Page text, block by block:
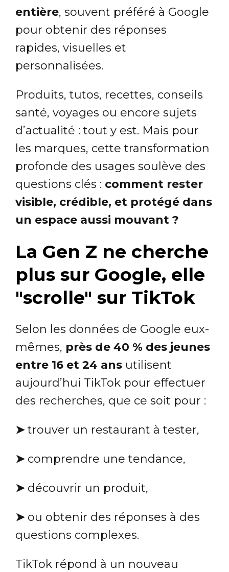
entière, souvent préféré à Google
pour obtenir des réponses
rapides, visuelles et
personnalisées.
Produits, tutos, recettes, conseils
santé, voyages ou encore sujets
d’actualité : tout y est. Mais pour
les marques, cette transformation
profonde des usages soulève des
questions clés : comment rester
visible, crédible, et protégé dans
un espace aussi mouvant ?
La Gen Z ne cherche
plus sur Google, elle
"scrolle" sur TikTok
Selon les données de Google eux-
mêmes, près de 40 % des jeunes
entre 16 et 24 ans utilisent
aujourd’hui TikTok pour effectuer
des recherches, que ce soit pour :
➤trouver un restaurant à tester,
➤ comprendre une tendance,
➤ découvrir un produit,
➤ ou obtenir des réponses à des
questions complexes.
TikTok répond à un nouveau